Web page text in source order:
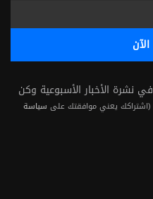
في نشرة الأخبار الأسبوعية وكن
(اشتراكك يعني موافقتك على سياسة